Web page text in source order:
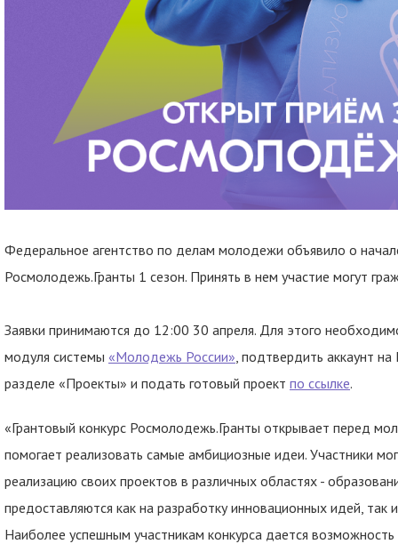
Федеральное агентство по делам молодежи объявило о
Росмолодежь.Гранты 1 сезон. Принять в нем участие могут
Заявки принимаются до 12:00 30 апреля. Для этого
модуля системы «Молодежь России», подтвердить аккаунт
разделе «Проекты» и подать готовый проект по ссылке.
«Грантовый конкурс Росмолодежь.Гранты открывает перед
помогает реализовать самые амбициозные идеи. Участники
реализацию своих проектов в различных областях -
предоставляются как на разработку инновационных идей,
Наиболее успешным участникам конкурса дается